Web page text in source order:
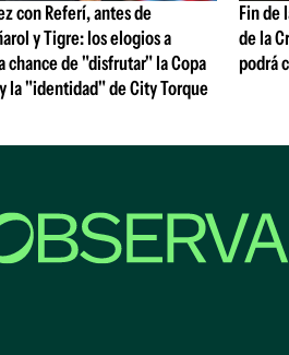
con Referí, antes de
y Tigre: los elogios a
chance de "disfrutar" la Copa
la "identidad" de City Torque
Fin de
de la
podrá